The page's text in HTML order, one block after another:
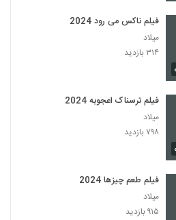
فیلم ناکس می رود 2024
میلاد
۳۱۴ بازدید
فیلم ترسناک اعجوبه 2024
میلاد
۷۹۸ بازدید
فیلم طعم چیزها 2024
میلاد
۹۱۵ بازدید